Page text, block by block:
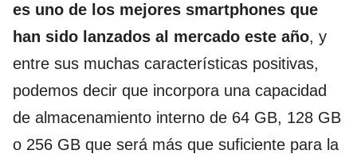
es uno de los mejores smartphones que
han sido lanzados al mercado este año, y
entre sus muchas características positivas,
podemos decir que incorpora una capacidad
de almacenamiento interno de 64 GB, 128 GB
o 256 GB que será más que suficiente para la